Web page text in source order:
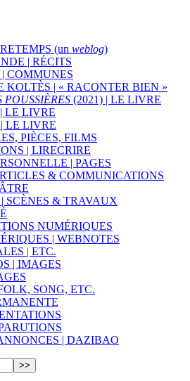
(un weblog)
| RÉCITS
COMMUNES
KOLTÈS | « RACONTER BIEN »
POUSSIÈRES (2021) | LE LIVRE
LE LIVRE
LE LIVRE
PIÈCES, FILMS
| LIRECRIRE
| PAGES
& COMMUNICATIONS
SCÈNES & TRAVAUX
NUMÉRIQUES
| WEBNOTES
| ETC.
| IMAGES
SONG, ETC.
| DAZIBAO